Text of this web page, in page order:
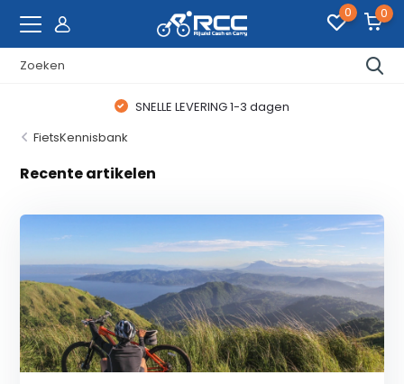
0 0
SNELLE LEVERING 1-3 dagen
FietsKennisbank
Recente artikelen